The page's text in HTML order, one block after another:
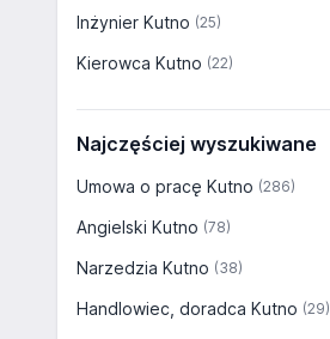
Inżynier Kutno (25)
Kierowca Kutno (22)
Najczęściej wyszukiwane
Umowa o pracę Kutno (286)
Angielski Kutno (78)
Narzedzia Kutno (38)
Handlowiec, doradca Kutno (29)